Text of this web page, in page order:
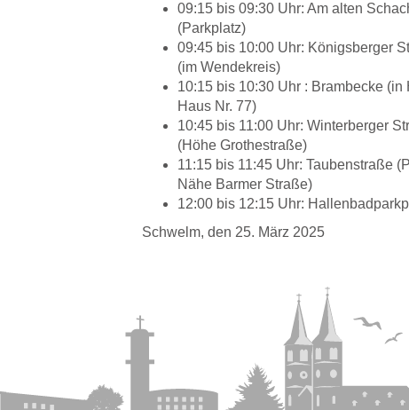
09:15 bis 09:30 Uhr: Am alten
(Parkplatz)
09:45 bis 10:00 Uhr: Königsberger
(im Wendekreis)
10:15 bis 10:30 Uhr : Brambecke (in
Haus Nr. 77)
10:45 bis 11:00 Uhr: Winterberger
(Höhe Grothestraße)
11:15 bis 11:45 Uhr: Taubenstraße
Nähe Barmer Straße)
12:00 bis 12:15 Uhr:
Schwelm, den 25. März 2025